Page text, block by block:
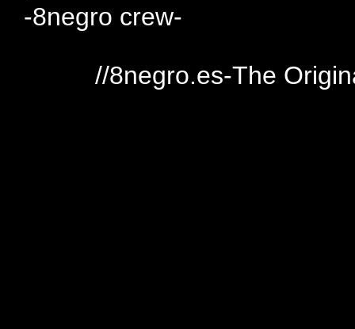
-8negro crew-
//8negro.es-The